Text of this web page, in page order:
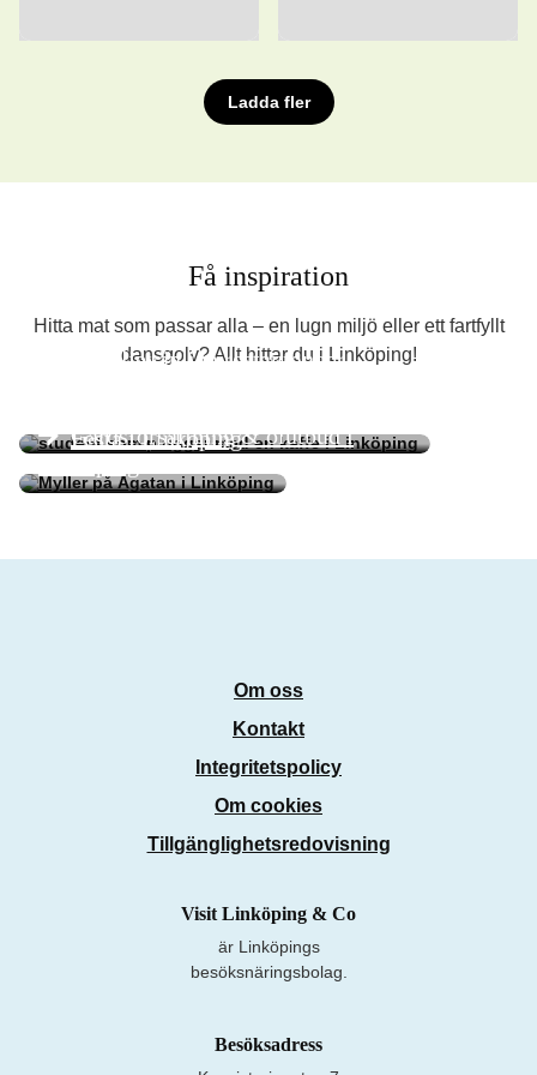
Ladda fler
Få inspiration
Hitta mat som passar alla – en lugn miljö eller ett fartfyllt
dansgolv? Allt hittar du i Linköping!
Familjevänliga restauranger
Linköpings mysiga plugg- &
Festa i Linköping
Gårdsförsäljning & ölutbud i
Om oss
Kontakt
Integritetspolicy
Om cookies
Tillgänglighetsredovisning
Visit Linköping & Co
är Linköpings
besöksnäringsbolag.
Besöksadress